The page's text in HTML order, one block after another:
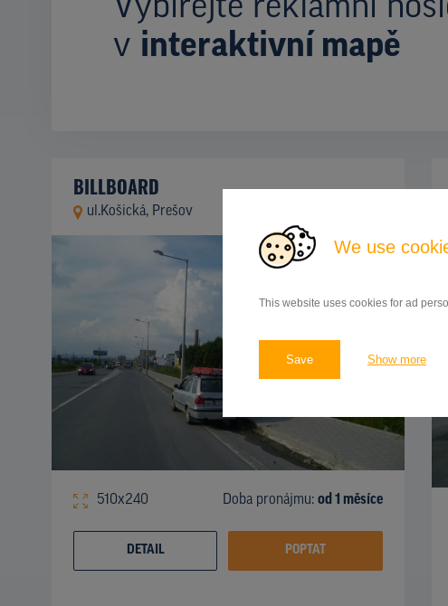
We use
This website uses cookies for ad
Save Show more
Vybírejte reklamní
v interaktivní mapě
BILLBOARD
ul.Košická, Prešov
510x240 Doba pronájmu: od 1 měsíce
DETAIL POPTAT